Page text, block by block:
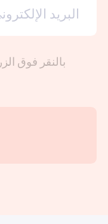
بالنقر فوق